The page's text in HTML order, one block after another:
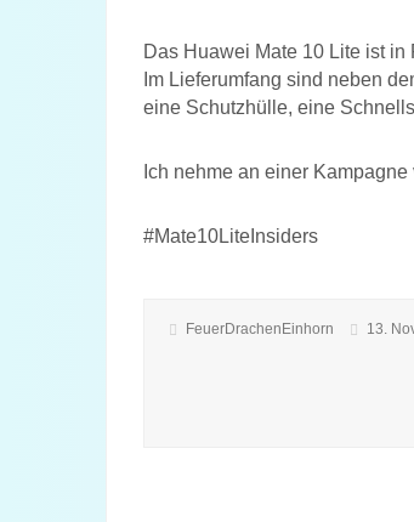
Das Huawei Mate 10 Lite ist
Im Lieferumfang sind neben
eine Schutzhülle, eine
Ich nehme an einer
#Mate10LiteInsiders
FeuerDrachenEinhorn 13.